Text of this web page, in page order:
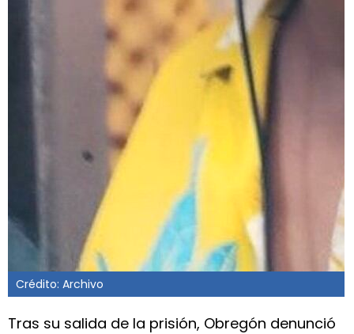
Crédito: Archivo
Tras su salida de la prisión, Obregón denunció